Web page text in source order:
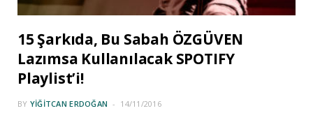
15 Şarkıda, Bu Sabah ÖZGÜVEN
Lazımsa Kullanılacak SPOTIFY
Playlist’i!
BY YIĞITCAN ERDOĞAN 14/11/2016